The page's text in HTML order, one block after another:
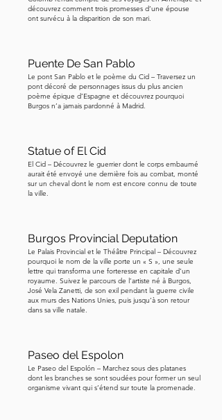
intéressante sur lui est qu'il a en fait
bouleversements révolutionnaires qui
ont balayé l'Europe. Mais le
déclencheur immédiat était bien plus
personnel qu'idéologique. Il est
en Irlande, Lola Montez, et elle est
devenue la maîtresse du roi. Il lui a
accordé des titres de noblesse et des
privilèges financiers. Il y a eu une
faveur de son fils. Mais aujourd'hui, il
est davantage rappelé comme un
mécène culturel qu'un souverain
déchu. Si vous explorez la Bavière à
travers une lentille historique, Louis est
clémente que la politique
contemporaine. Avant d'entrer, allez
vous placer directement en face de
découvrez comment trois promesses d’une épouse
ont survécu à la disparition de son mari.
Puente De San Pablo
Le pont San Pablo et le poème du Cid – Traversez un
pont décoré de personnages issus du plus ancien
poème épique d’Espagne et découvrez pourquoi
Burgos n’a jamais pardonné à Madrid.
Statue of El Cid
El Cid – Découvrez le guerrier dont le corps embaumé
aurait été envoyé une dernière fois au combat, monté
sur un cheval dont le nom est encore connu de toute
la ville.
Burgos Provincial Deputation
Le Palais Provincial et le Théâtre Principal – Découvrez
pourquoi le nom de la ville porte un « S », une seule
lettre qui transforma une forteresse en capitale d’un
royaume. Suivez le parcours de l’artiste né à Burgos,
José Vela Zanetti, de son exil pendant la guerre civile
aux murs des Nations Unies, puis jusqu’à son retour
dans sa ville natale.
Paseo del Espolon
Le Paseo del Espolón – Marchez sous des platanes
dont les branches se sont soudées pour former un seul
organisme vivant qui s’étend sur toute la promenade.